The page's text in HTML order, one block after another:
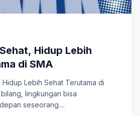
Hidup Lebih
di SMA
Lebih Sehat Terutama di
lingkungan bisa
seseorang....